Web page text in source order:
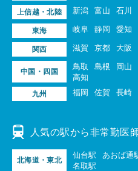
上信越・北陸 新潟 富山 石川
東海 岐阜 静岡 愛知
関西 滋賀 京都 大阪
中国・四国
鳥取 島根 岡山
高知
九州 福岡 佐賀 長崎
人気の駅から非常勤医
北海道・東北
仙台駅 あおば通
名取駅